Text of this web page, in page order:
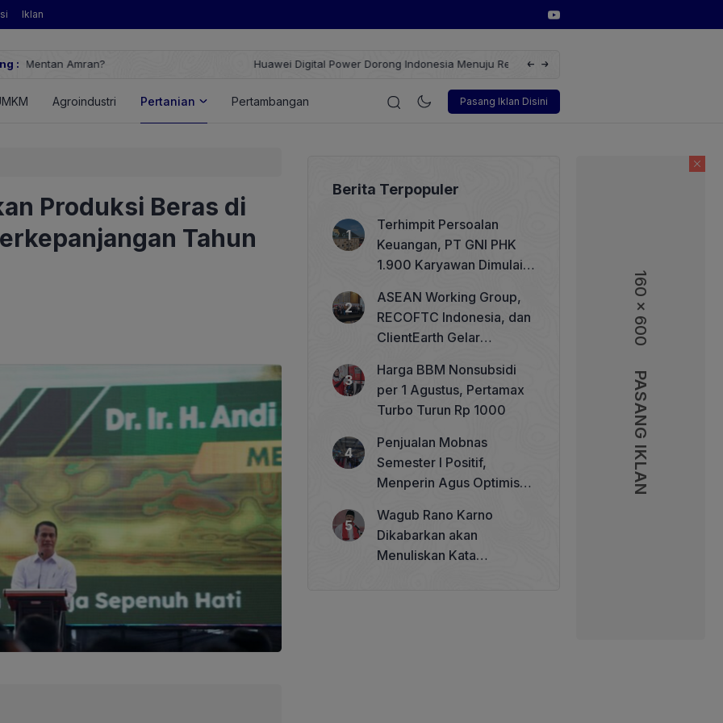
160 x 600
PASANG IKLAN
Iklan
:
Huawei Digital Power Dorong Indonesia Menuju Revolusi Energi Terbarukan dengan Solusi
Wakil Direktur Utama PT Pelindo,
Pasang Iklan Disini
Agroindustri Pertanian Pertambangan Korporasi Teknologi Otomotif
Produksi Beras di
Tahun
Berita Terpopuler
Terhimpit Persoalan
Keuangan, PT GNI PHK
1.900 Karyawan Dimulai 5
ASEAN Working Group,
RECOFTC Indonesia, dan
ClientEarth Gelar
Memperkuat Tata Kelola
Perhutanan Sosial
Harga BBM Nonsubsidi
per 1 Agustus, Pertamax
Turbo Turun Rp 1000
Penjualan Mobnas
Semester I Positif,
Menperin Agus Optimistis
Wagub Rano Karno
Dikabarkan akan
Menuliskan Kata